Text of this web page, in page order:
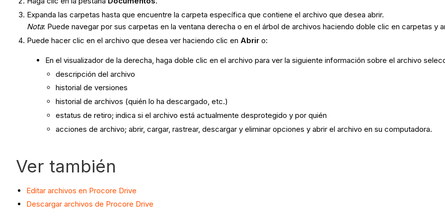
Expanda las carpetas hasta que encuentre la carpeta específica que contiene el archivo que desea abrir.
Nota: Puede navegar por sus carpetas en la ventana derecha o en el árbol de archivos haciendo doble clic en carpetas y
Puede hacer clic en el archivo que desea ver haciendo clic en Abrir o:
En el visualizador de la derecha, haga doble clic en el archivo para ver la siguiente información sobre el archivo
descripción del archivo
historial de versiones
historial de archivos (quién lo ha descargado, etc.)
estatus de retiro; indica si el archivo está actualmente desprotegido y por quién
acciones de archivo; abrir, cargar, rastrear, descargar y eliminar opciones y abrir el archivo en su computadora.
Ver también
Editar archivos en Procore Drive
Descargar archivos de Procore Drive